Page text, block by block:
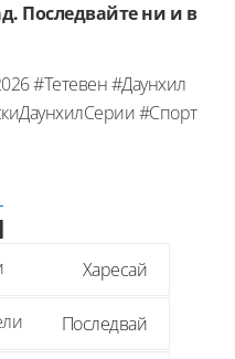
Последвайте ни и в
#Тетевен #Даунхил
#Спорт
Харесай
Последвай